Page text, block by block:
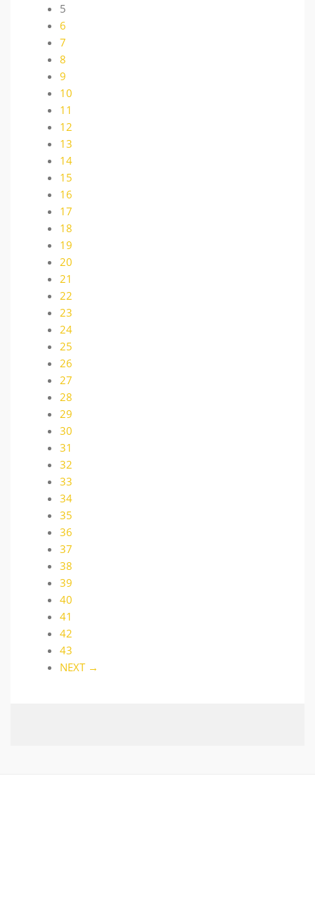
5
6
7
8
9
10
11
12
13
14
15
16
17
18
19
20
21
22
23
24
25
26
27
28
29
30
31
32
33
34
35
36
37
38
39
40
41
42
43
NEXT →